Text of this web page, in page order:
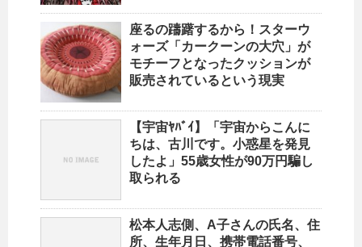
座るの躊躇するから！スターウ
ォーズ「カークーンの大穴」が
モチーフとなったクッションが
販売されているという現実
【宇宙ﾔﾊﾞｲ】「宇宙からこんに
ちは、古川です。小惑星を発見
したよ」55歳女性が90万円騙し
取られる
松本人志側、A子さんの氏名、住
所、生年月日、携帯電話番号、